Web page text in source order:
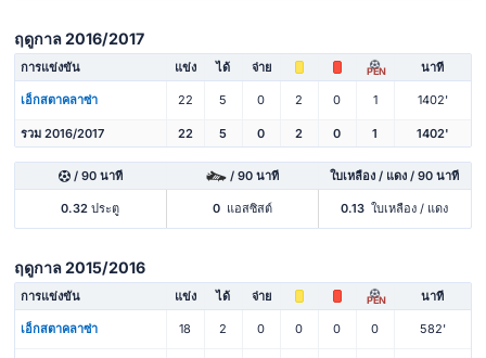
ฤดูกาล 2016/2017
การแข่งขัน แข่ง ได้ จ่าย PEN นาที
เอ็กสตาคลาซ่า 22 5 0 2 0 1 1402'
รวม 2016/2017 22 5 0 2 0 1 1402'
/ 90 นาที / 90 นาที ใบเหลือง / แดง / 90 นาที
0.32 ประตู 0 แอสซิสต์ 0.13 ใบเหลือง / แดง
ฤดูกาล 2015/2016
การแข่งขัน แข่ง ได้ จ่าย PEN นาที
เอ็กสตาคลาซ่า 18 2 0 0 0 0 582'